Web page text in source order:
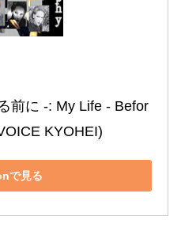
前に ‐: My Life ‐ Befor
KYOHEI)
で見る